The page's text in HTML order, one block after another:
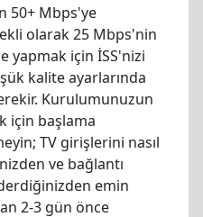
50+ Mbps'ye
olarak 25 Mbps'nin
yapmak için İSS'nizi
kalite ayarlarında
Kurulumunuzun
için başlama
TV girişlerini nasıl
ve bağlantı
emin
2-3 gün önce